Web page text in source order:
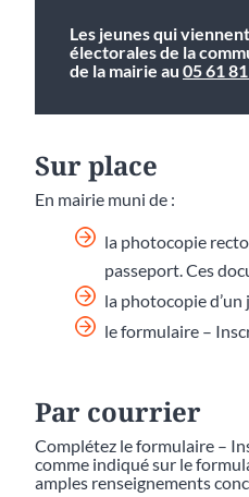
Les jeunes qui
électorales de la
de la mairie au 05 61
Sur place
En mairie muni de :
la photocopie
passeport. Ces
la photocopie
le formulaire –
Par courrier
Complétez le formulaire –
comme indiqué sur le
amples renseignements